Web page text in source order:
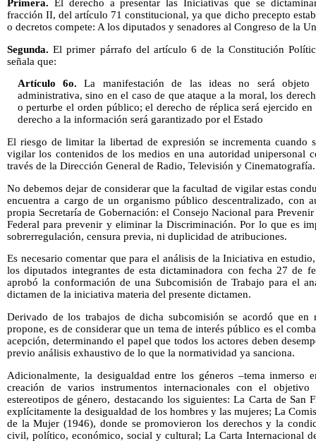
Primera. El derecho a presentar las Iniciativas que se
fracción II, del artículo 71 constitucional, ya que dicho precepto
o decretos compete: A los diputados y senadores al Congreso de la
Segunda.El primer párrafo del artículo 6 de la Constitución
señala que:
Artículo 6o. La manifestación de las ideas no será
administrativa, sino en el caso de que ataque a la moral, los
o perturbe el orden público; el derecho de réplica será ejercido
derecho a la información será garantizado por el Estado
El riesgo de limitar la libertad de expresión se incrementa cuando
vigilar los contenidos de los medios en una autoridad unipersonal
través de la Dirección General de Radio, Televisión y Cinematografía.
No debemos dejar de considerar que la facultad de vigilar estas
encuentra a cargo de un organismo público descentralizado, con
propia Secretaría de Gobernación: el Consejo Nacional para
Federal para prevenir y eliminar la Discriminación. Por lo que es
sobrerregulación, censura previa, ni duplicidad de atribuciones.
Es necesario comentar que para el análisis de la Iniciativa en
los diputados integrantes de esta dictaminadora con fecha 27 de
aprobó la conformación de una Subcomisión de Trabajo para el
dictamen de la iniciativa materia del presente dictamen.
Derivado de los trabajos de dicha subcomisión se acordó que
propone, es de considerar que un tema de interés público es el
acepción, determinando el papel que todos los actores deben
previo análisis exhaustivo de lo que la normatividad ya sanciona.
Adicionalmente, la desigualdad entre los géneros –tema inmerso
creación de varios instrumentos internacionales con el
estereotipos de género, destacando los siguientes: La Carta de San
explícitamente la desigualdad de los hombres y las mujeres; La
de la Mujer (1946), donde se promovieron los derechos y la
civil, político, económico, social y cultural; La Carta Internacional